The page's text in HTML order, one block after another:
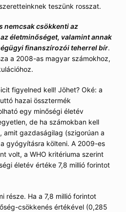
teszünk rosszat.
nemcsak csökkenti az
életminőséget, valamint annak
finanszírozói teherrel bír.
a 2008-as magyar számokhoz,
figyelned kell! Jöhet? Oké: a
hazai össztermék
egy minőségi életév
de ha számokban kell
amit gazdaságilag (szigorúan a
gyógyításra költeni. A 2009-es
volt, a WHO kritériuma szerint
életév értéke 7,8 millió forintot
része. Ha a 7,8 millió forintot
csökkenés értékével (0,285